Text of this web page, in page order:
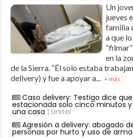
Un
jueves
familia
a que
en la
de la Sierra. “Él solo estaba
delivery) y fue a apoyar a... + más
Caso delivery: Testigo dice
estacionada solo cinco minutos
una casa | Unitel
Agresión a delivery: abogado
personas por hurto y uso de arma